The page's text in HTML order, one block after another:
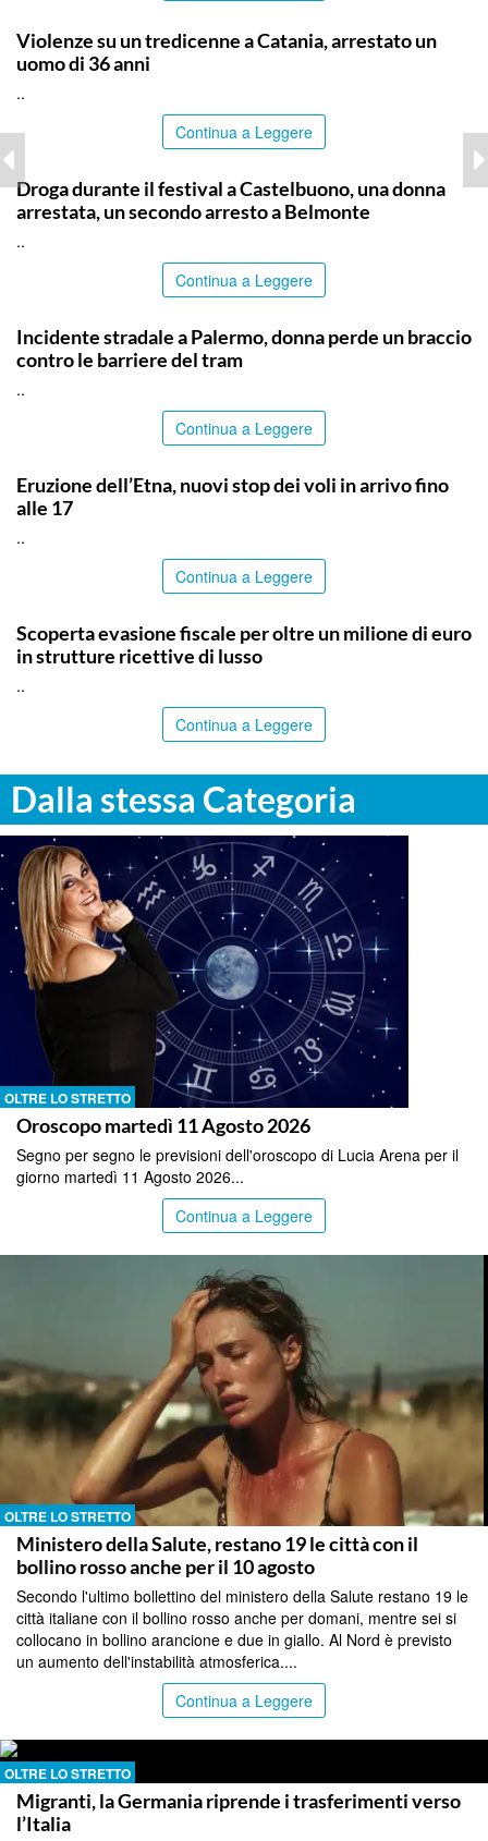
Violenze su un tredicenne a Catania, arrestato un
uomo di 36 anni
..
Continua a Leggere
PALERMO
Droga durante il festival a Castelbuono, una donna
arrestata, un secondo arresto a Belmonte
..
Continua a Leggere
Incidente stradale a Palermo, donna perde un braccio
contro le barriere del tram
..
Continua a Leggere
Eruzione dell’Etna, nuovi stop dei voli in arrivo fino
alle 17
..
Continua a Leggere
Scoperta evasione fiscale per oltre un milione di euro
in strutture ricettive di lusso
..
Continua a Leggere
Dalla stessa Categoria
OLTRE LO STRETTO
Oroscopo martedì 11 Agosto 2026
Segno per segno le previsioni dell'oroscopo di Lucia Arena per il
giorno martedì 11 Agosto 2026...
Continua a Leggere
OLTRE LO STRETTO
Ministero della Salute, restano 19 le città con il
bollino rosso anche per il 10 agosto
Secondo l'ultimo bollettino del ministero della Salute restano 19 le
città italiane con il bollino rosso anche per domani, mentre sei si
collocano in bollino arancione e due in giallo. Al Nord è previsto
un aumento dell'instabilità atmosferica....
Continua a Leggere
OLTRE LO STRETTO
Migranti, la Germania riprende i trasferimenti verso
l’Italia